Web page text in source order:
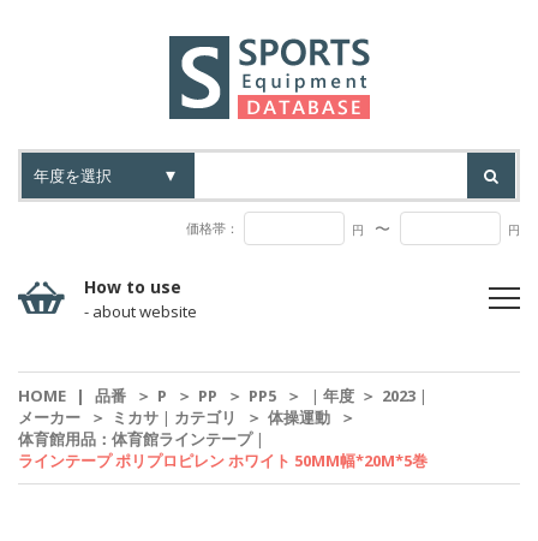
価格帯： 円 〜 円
How to use
- about website
HOME | 品番 ＞ P ＞ PP ＞ PP5 ＞ | 年度 ＞ 2023 |
メーカー
＞ ミカサ | カテゴリ ＞ 体操運動
＞
体育館用品：体育館ラインテープ|
ラインテープ ポリプロピレン ホワイト 50MM幅*20M*5巻